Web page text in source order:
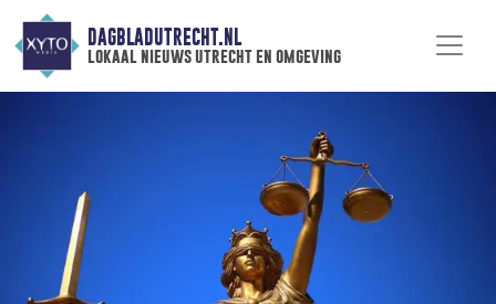
DAGBLADUTRECHT.NL
lokaal nieuws utrecht en omgeving